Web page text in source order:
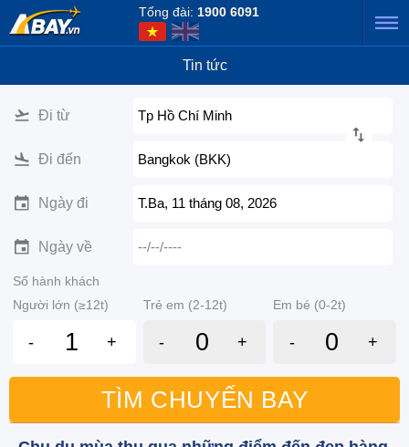
Tổng đài: 1900 6091
Tin tức
Đi từ Tp Hồ Chí Minh
Đi đến Bangkok (BKK)
Ngày đi T.Ba, 11 tháng 08, 2026
Ngày về --/--/----
Số hành khách
Người lớn (≥12t)
Trẻ em (2-12t) Em bé (0-2t)
- + - + - +
TÌM CHUYẾN BAY